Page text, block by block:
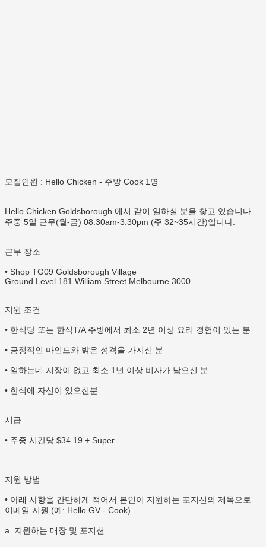
모집인원 : Hello Chicken - 주방 Cook 1명
Hello Chicken Goldsborough 에서 같이 일하실 분을 찾고 있습니다
주중 5일 근무(월-금) 08:30am-3:30pm (주 32~35시간)입니다.
근무 장소
• Shop TG09 Goldsborough Village
Ground Level 181 William Street Melbourne 3000
지원 조건
• 한식당 또는 한식T/A 주방에서 최소 2년 이상 요리 경험이 있는 분
• 긍정적인 마인드와 밝은 성격을 가지신 분
• 일하는데 지장이 없고 최소 1년 이상 비자가 남으신 분
• 한식에 자신이 있으신분
시급
• 주중 시간당 $34.19 + Super
지원 방법
• 아래 사항을 간단하게 적어서 본인이 지원하는 포지션의 제목으로
이메일 지원 (예: Hello GV - Cook)
a. 지원하는 매장 및 포지션